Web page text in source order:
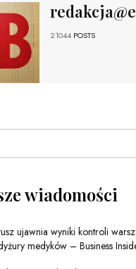
21044 POSTS
wiadomości
ujawnia wyniki kontroli
medyków – Business